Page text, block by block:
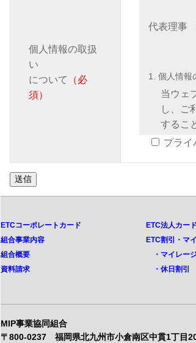
個人情報の取扱
い
について
（必
須）
代表理
1. 個人情報
当ウェ
し、ご
するこ
2. 個人情
個人情
・当社の
・年賀状
・その他
3. 個人情報
（法律の
プライ
ETCコーポレートカード
組合事業内容
組合概要
資料請求
ETC法人カード
ETC割引・マ
・マイレー
・休日割引
MIP事業協同組合
〒800-0237 福岡県北九州市小倉南区中貫1丁目